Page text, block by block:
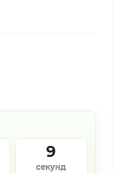
9
секунд